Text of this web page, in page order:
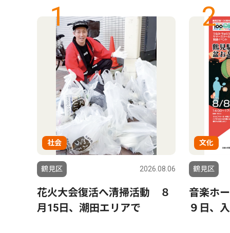
1
社会
鶴見区 2026.08.06
花火大会復活へ清掃活動 ８
月15日、潮田エリアで
2
文化
鶴見区
音楽ホ
９日、